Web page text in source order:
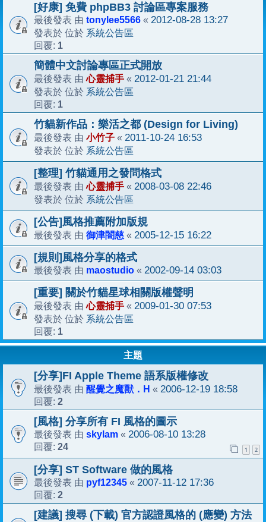
[好康] 免費 phpBB3 討論區專案服務
最後發表 由 tonylee5566 « 2012-08-28 13:27
發表於 位於 系統公告區
回覆: 1
簡體中文討論專區正式開放
最後發表 由心靈捕手 « 2012-01-21 21:44
發表於 位於 系統公告區
回覆: 1
竹貓新作品：樂活之都 (Design for Living)
最後發表 由 小竹子 « 2011-10-24 16:53
發表於 位於 系統公告區
[整理] 竹貓通用之發問格式
最後發表 由心靈捕手 « 2008-03-08 22:46
發表於 位於 系統公告區
[公告]風格推薦附加版規
最後發表 由 御津闇慈 « 2005-12-15 16:22
[規則]風格分享的格式
最後發表 由 maostudio « 2002-09-14 03:03
[重要] 關於竹貓星球相關版權聲明
最後發表 由心靈捕手 « 2009-01-30 07:53
發表於 位於 系統公告區
回覆: 1
主題
[分享]FI Apple Theme 語系版權修改
最後發表 由 醒覺之魔獸．H « 2006-12-19 18:58
回覆: 2
[風格] 分享所有 FI 風格的圖示
最後發表 由 skylam « 2006-08-10 13:28
回覆: 24 1 2
[分享] ST Software 做的風格
最後發表 由 pyf12345 « 2007-11-12 17:36
回覆: 2
[建議] 搜尋 (下載) 官方認證風格的 (應變) 方法